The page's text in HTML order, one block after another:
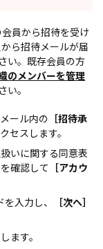
員から招待を受け
ら招待メールが届
い。既存会員の方
織のメンバーを管理
い。
ール内の ［招待承
セスします。
いに関する同意表
確認して ［アカウ
入力し、
［次へ］
ます。